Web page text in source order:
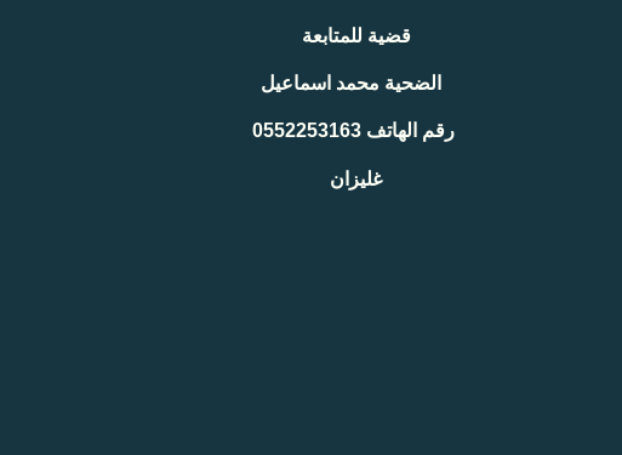
قضية للمتابعة
الضحية محمد اسماعيل
رقم الهاتف 0552253163
غليزان